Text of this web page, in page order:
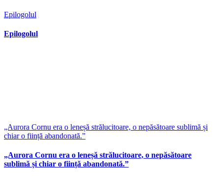
Epilogolul
Epilogolul
„Aurora Cornu era o leneșă strălucitoare, o nepăsătoare sublimă și
chiar o ființă abandonată.”
„Aurora Cornu era o leneșă strălucitoare, o nepăsătoare
sublimă și chiar o ființă abandonată.”